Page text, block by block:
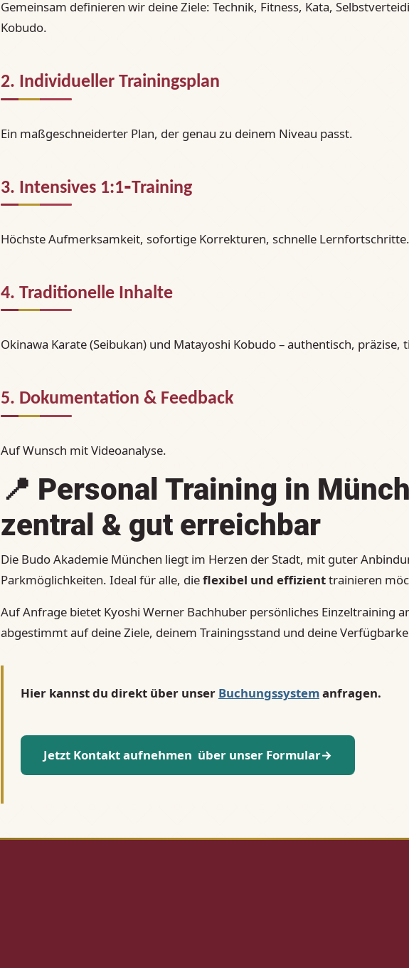
Gemeinsam definieren wir deine Ziele: Technik, Fitness, Kata,
Kobudo.
2. Individueller Trainingsplan
Ein maßgeschneiderter Plan, der genau zu deinem Niveau passt.
3. Intensives 1:1‑Training
Höchste Aufmerksamkeit, sofortige Korrekturen, schnelle Lernfortschritte.
4. Traditionelle Inhalte
Okinawa Karate (Seibukan) und Matayoshi Kobudo – authentisch, präzise,
5. Dokumentation & Feedback
Auf Wunsch mit Videoanalyse.
📍 Personal Training in
zentral & gut erreichbar
Die Budo Akademie München liegt im Herzen der Stadt, mit guter
Parkmöglichkeiten. Ideal für alle, dieflexibel und effizienttrainieren
Auf Anfrage bietet Kyoshi Werner Bachhuber persönliches Einzeltraining
abgestimmt auf deine Ziele, deinem Trainingsstand und deine
Hier kannst du direkt über unser Buchungssystemanfragen.
Jetzt Kontakt aufnehmen über unser Formular→